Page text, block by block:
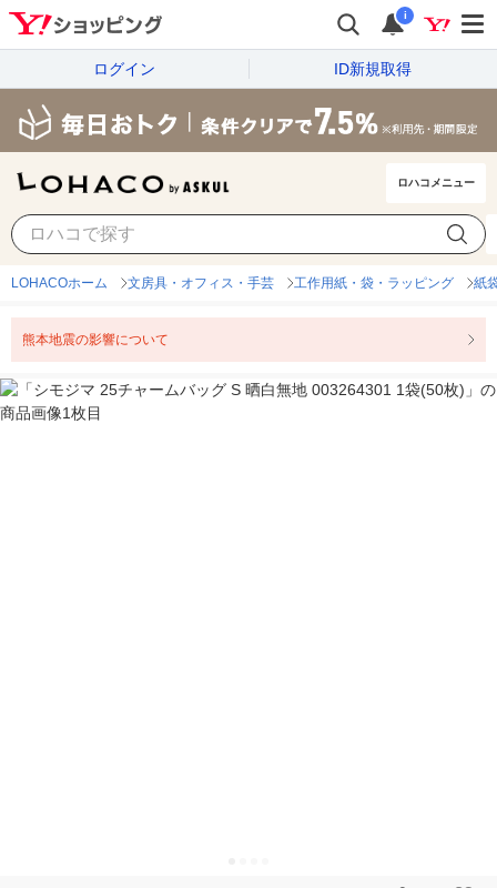
i
ログイン ID新規取得
ロハコメニュー
LOHACOホーム 文房具・オフィス・手芸 工作用紙・袋・ラッピング 紙
熊本地震の影響について